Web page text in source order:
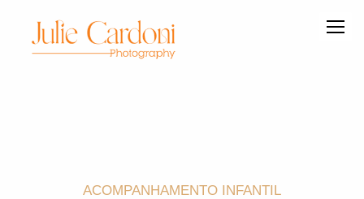
ACOMPANHAMENTO INFANTIL